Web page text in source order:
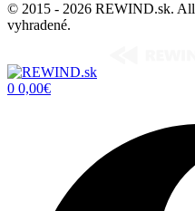
© 2015 - 2026 REWIND.sk. All
vyhradené.
0 0,00€